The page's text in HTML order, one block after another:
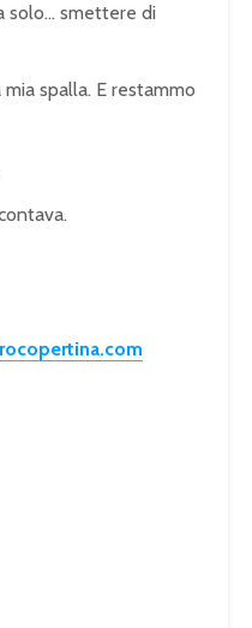
solo… smettere di
spalla. E restammo